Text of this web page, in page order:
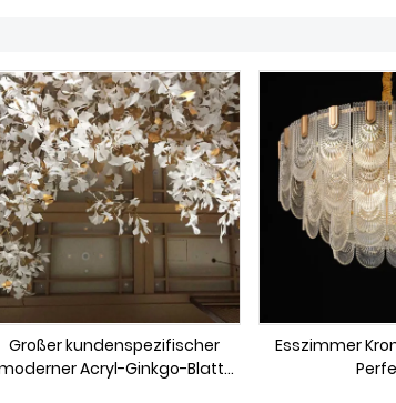
Großer kundenspezifischer
Acryl-Ginkgo-Blatt-
Esszimmer